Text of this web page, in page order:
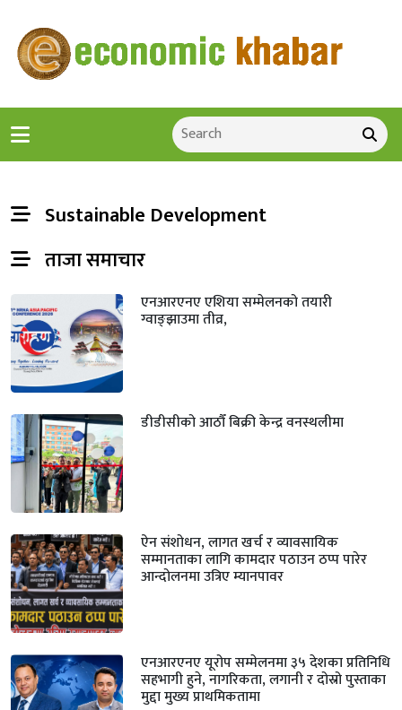
Sustainable Development
ताजा समाचार
एनआरएनए एशिया सम्मेलनको तयारी
ग्वाङ्झाउमा तीव्र,
डीडीसीको आठौँ बिक्री केन्द्र वनस्थलीमा
ऐन संशोधन, लागत खर्च र व्यावसायिक
सम्मानताका लागि कामदार पठाउन ठप्प पारेर
आन्दोलनमा उत्रिए म्यानपावर
एनआरएनए यूरोप सम्मेलनमा ३५ देशका प्रतिनिधि
सहभागी हुने, नागरिकता, लगानी र दोस्रो पुस्ताका
मुद्दा मुख्य प्राथमिकतामा